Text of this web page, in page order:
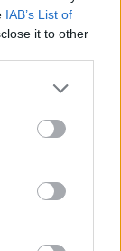
IAB’s List of
it to other
στο α'
550
σε low